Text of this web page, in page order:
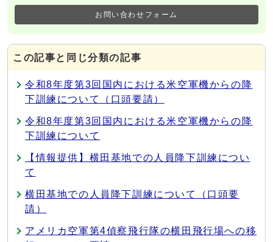
お問い合わせフォーム
この記事と同じ分類の記事
令和8年度第3回国内における米空軍機からの降
下訓練について（口頭要請）
令和8年度第3回国内における米空軍機からの降
下訓練について
【情報提供】横田基地での人員降下訓練につい
て
横田基地での人員降下訓練について（口頭要
請）
アメリカ空軍第4偵察飛行隊の横田飛行場への移